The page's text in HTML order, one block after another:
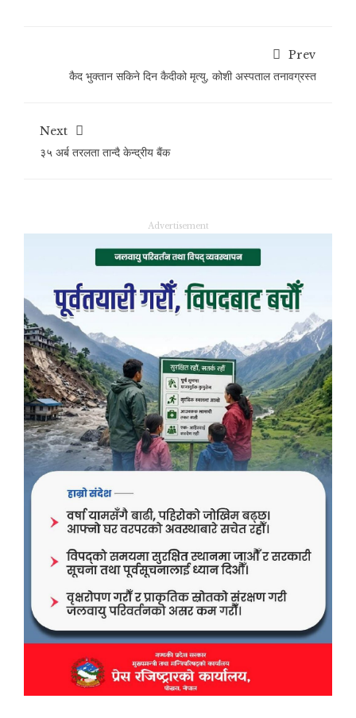
Prev
कैद भुक्तान सकिने दिन कैदीको मृत्यु, कोशी अस्पताल तनावग्रस्त
Next
३५ अर्ब तरलता तान्दै केन्द्रीय बैंक
Advertisement